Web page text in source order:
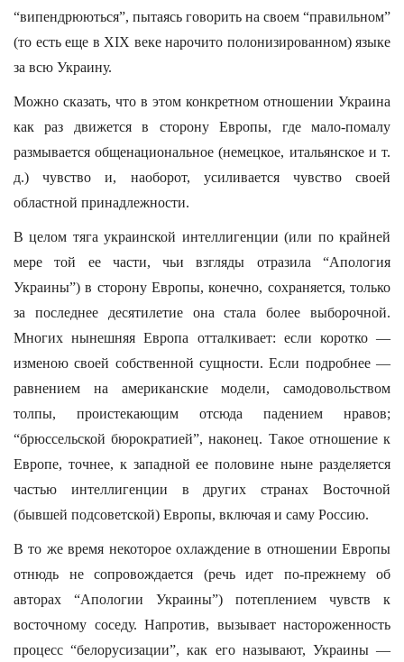
“випендрюються”, пытаясь говорить на своем “правильном”
(то есть еще в XIX веке нарочито полонизированном) языке
за всю Украину.
Можно сказать, что в этом конкретном отношении Украина
как раз движется в сторону Европы, где мало-помалу
размывается общенациональное (немецкое, итальянское и т.
д.) чувство и, наоборот, усиливается чувство своей
областной принадлежности.
В целом тяга украинской интеллигенции (или по крайней
мере той ее части, чьи взгляды отразила “Апология
Украины”) в сторону Европы, конечно, сохраняется, только
за последнее десятилетие она стала более выборочной.
Многих нынешняя Европа отталкивает: если коротко —
изменою своей собственной сущности. Если подробнее —
равнением на американские модели, самодовольством
толпы, проистекающим отсюда падением нравов;
“брюссельской бюрократией”, наконец. Такое отношение к
Европе, точнее, к западной ее половине ныне разделяется
частью интеллигенции в других странах Восточной
(бывшей подсоветской) Европы, включая и саму Россию.
В то же время некоторое охлаждение в отношении Европы
отнюдь не сопровождается (речь идет по-прежнему об
авторах “Апологии Украины”) потеплением чувств к
восточному соседу. Напротив, вызывает настороженность
процесс “белорусизации”, как его называют, Украины —